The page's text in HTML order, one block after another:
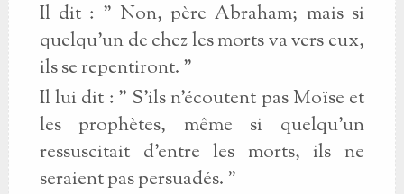
Il dit : " Non, père Abraham; mais si
quelqu'un de chez les morts va vers eux,
ils se repentiront. "
Il lui dit : " S'ils n'écoutent pas Moïse et
les prophètes, même si quelqu'un
ressuscitait d'entre les morts, ils ne
seraient pas persuadés. "